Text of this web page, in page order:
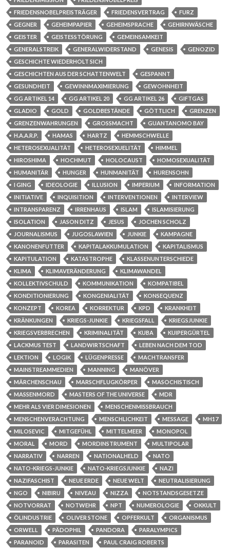
FRIEDENSNOBELPREISTRÄGER
FRIEDENSVERTRAG
FURZ
GEGNER
GEHEIMPAPIER GEHEIMSPRACHE
GEHIRNWÄSCHE
GEISTER
GEISTESSTÖRUNG
GEMEINSAMKEIT
GENERALSTREIK
GENERALWIDERSTAND GENESIS
GENOZID
GESCHICHTE WIEDERHOLT SICH
GESCHICHTEN AUS DER SCHATTENWELT
GESPANNT
GESUNDHEIT
GEWINNMAXIMIERUNG
GEWOHNHEIT
GG ARTIKEL 14
GG ARTIKEL 20 GG ARTIKEL 26
GIFTGAS
GLADIO
GOLD GOLDBESTÄNDE GÖTTLICH
GRENZEN
GRENZENWAHRUNGEN
GROSSMACHT
GUANTANOMO BAY
H.A.A.R.P.
HAMAS HARTZ
HEMMSCHWELLE
HETEROSEXUALITÄT
HETEROSEXUELITÄT
HIMMEL
HIROSHIMA
HOCHMUT HOLOCAUST
HOMOSEXUALITÄT
HUMANITÄR
HUNGER HUNMANITÄT
HURENSOHN
I GING
IDEOLOGIE ILLUSION IMPERIUM
INFORMATION
INITIATIVE
INQUISITION INTERVENTIONEN
INTERVIEW
INTRANSPARENZ
IRRENHAUS ISLAM
ISLAMISIERUNG
ISOLATION
JASON DITZ JESUS
JOCHEN SCHOLZ
JOURNALISMUS
JUGOSLAWIEN JUNKIE
KAMPAGNE
KANONENFUTTER
KAPITALAKKUMULATION
KAPITALISMUS
KAPITULATION
KATASTROPHE
KLASSENUNTERSCHIEDE
KLIMA
KLIMAVERÄNDERUNG
KLIMAWANDEL
KOLLEKTIVSCHULD
KOMMUNIKATION
KOMPATIBEL
KONDITIONIERUNG
KONGENIALITÄT
KONSEQUENZ
KONZEPT
KOREA KORREKTUR KPD
KRANKHEIT
KRÄNKUNGEN
KRIEGS-JUNKIE KRIEGSFALL
KRIEGSJUNKIE
KRIEGSVERBRECHEN
KRIMINALITÄT KUBA
KUIPERGÜRTEL
LACKMUS TEST
LANDWIRTSCHAFT
LEBEN NACH DEM TOD
LEKTION
LOGIK LÜGENPRESSE
MACHTRANSFER
MAINSTREAMMEDIEN
MANNING
MANÖVER
MÄRCHENSCHAU
MARSCHFLUGKÖRPER
MASOCHISTISCH
MASSENMORD
MASTERS OF THE UNIVERSE
MDR
MEHR ALS VIER DIMESIONEN
MENSCHENMISSBRAUCH
MENSCHENVERACHTUNG
MENSCHLICHKEIT MESSAGE
MH17
MILOSEVIC
MITGEFÜHL MITTELMEER
MONOPOL
MORAL
MORD MORDINSTRUMENT
MULTIPOLAR
NARRATIV
NARREN NATIONALHELD
NATO
NATO-KRIEGS-JUNKIE
NATO-KRIEGSJUNKIE
NAZI
NAZIFASCHIST
NEUE ERDE NEUE WELT
NEUTRALISIERUNG
NGO
NIBIRU NIVEAU NIZZA
NOTSTANDSGESETZE
NOTVORRAT
NOTWEHR NPT NUMEROLOGIE
OKKULT
ÖLINDUSTRIE
OLIVER STONE OPFERKULT
ORGANISMUS
ORWELL
PÄDOPHIL PANDORA
PARALYMPICS
PARANOID
PARASITEN
PAUL CRAIG ROBERTS